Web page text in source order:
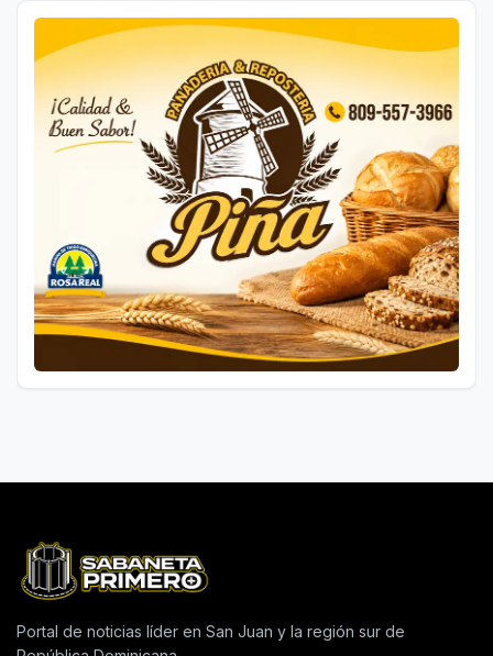
Portal de noticias líder en San Juan y la región sur de